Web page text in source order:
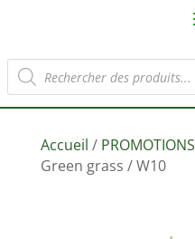
Recherche
de
produits
Accueil / PROMOTIONS
Green grass / W10